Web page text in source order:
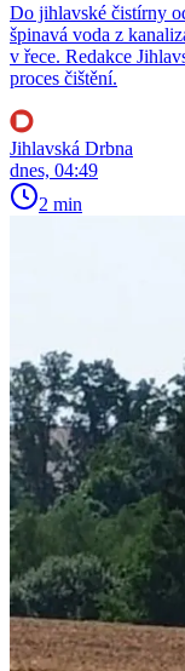
Do jihlavské čistírny
špinavá voda z
v řece. Redakce
proces čištění.
Jihlavská Drbna
dnes, 04:49
2 min